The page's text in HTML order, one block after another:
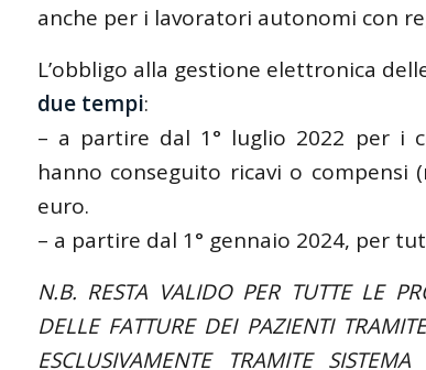
anche per i lavoratori autonomi con
L’obbligo alla gestione elettronica
due tempi:
– a partire dal 1° luglio 2022 per i
hanno conseguito ricavi o compensi
euro.
– a partire dal 1° gennaio 2024, per
N.B. RESTA VALIDO PER TUTTE LE
DELLE FATTURE DEI PAZIENTI
ESCLUSIVAMENTE TRAMITE